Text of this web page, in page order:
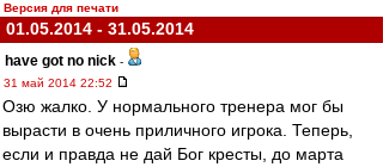
Версия для печати
01.05.2014 - 31.05.2014
have got no nick -
31 май 2014 22:52
Озю жалко. У нормального тренера мог бы
вырасти в очень приличного игрока. Теперь,
если и правда не дай Бог кресты, до марта